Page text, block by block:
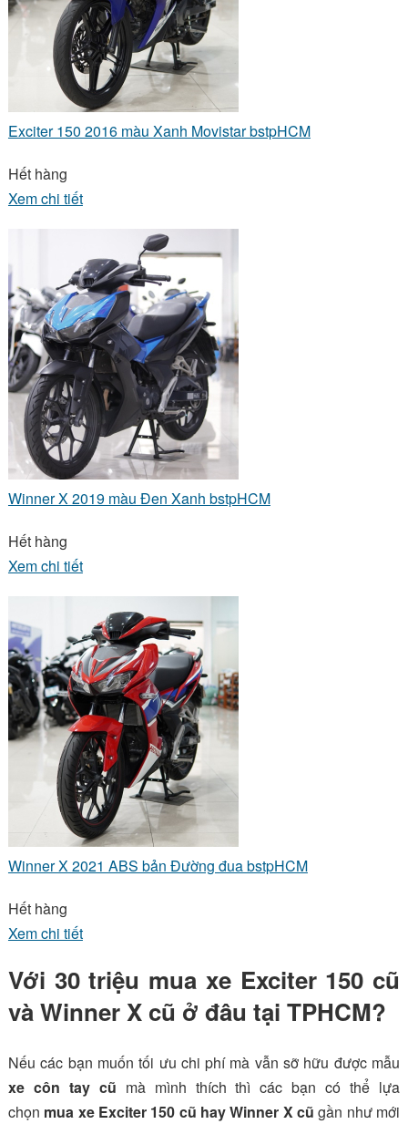
Exciter 150 2016 màu Xanh Movistar bstpHCM
Hết hàng
Xem chi tiết
Winner X 2019 màu Đen Xanh bstpHCM
Hết hàng
Xem chi tiết
Winner X 2021 ABS bản Đường đua bstpHCM
Hết hàng
Xem chi tiết
Với 30 triệu mua xe Exciter 150 cũ
và Winner X cũ ở đâu tại TPHCM?
Nếu các bạn muốn tối ưu chi phí mà vẫn sỡ hữu được mẫu
xe côn tay cũ mà mình thích thì các bạn có thể lựa
chọn mua xe Exciter 150 cũ hay Winner X cũ gần như mới